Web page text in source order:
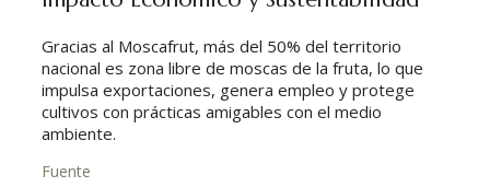
Gracias al Moscafrut, más del 50% del territorio
nacional es zona libre de moscas de la fruta, lo que
impulsa exportaciones, genera empleo y protege
cultivos con prácticas amigables con el medio
ambiente.
Fuente